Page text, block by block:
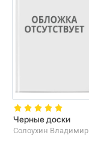
Черные доски
Солоухин Владимир